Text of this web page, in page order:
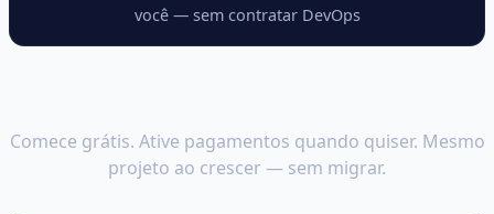
você — sem contratar DevOps
Comece grátis. Ative pagamentos quando quiser. Mesmo
projeto ao crescer — sem migrar.